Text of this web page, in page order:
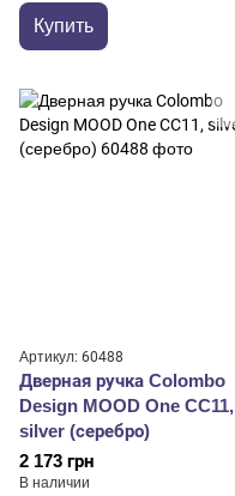
Купить
Артикул: 60488
Дверная ручка Colombo
Design MOOD One CC11,
silver (серебро)
2 173 грн
В наличии